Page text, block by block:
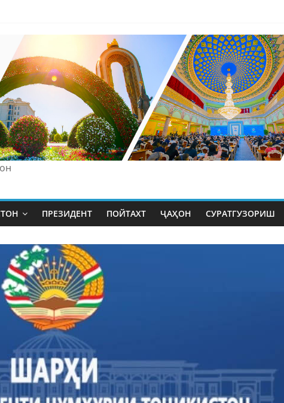
ПРЕЗИДЕНТ ПОЙТАХТ ҶАҲОН СУРАТГУЗОРИШ